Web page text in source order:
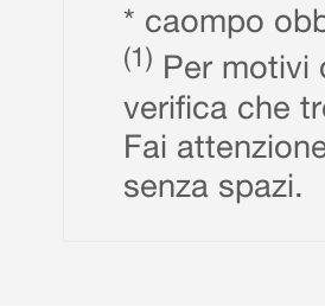
* caompo
(1) Per motivi
verifica che
Fai
senza spazi.